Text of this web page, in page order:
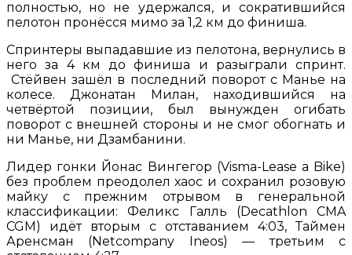
полностью, но не удержался, и сократившийся
пелотон пронёсся мимо за 1,2 км до финиша.
Спринтеры выпадавшие из пелотона, вернулись в
него за 4 км до финиша и разыграли спринт.
Стёйвен зашёл в последний поворот с Манье на
колесе. Джонатан Милан, находившийся на
четвёртой позиции, был вынужден огибать
поворот с внешней стороны и не смог обогнать и
ни Манье, ни Дзамбанини.
Лидер гонки Йонас Вингегор (Visma-Lease a Bike)
без проблем преодолел хаос и сохранил розовую
майку с прежним отрывом в генеральной
классификации: Феликс Галль (Decathlon CMA
CGM) идёт вторым с отставанием 4:03, Таймен
Аренсман (Netcompany Ineos) — третьим с